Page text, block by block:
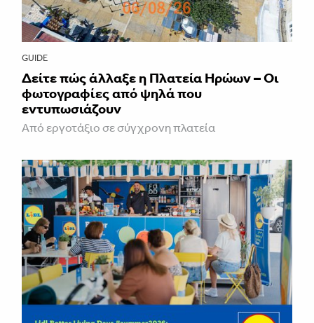
GUIDE
Δείτε πώς άλλαξε η Πλατεία Ηρώων – Οι
φωτογραφίες από ψηλά που
εντυπωσιάζουν
Από εργοτάξιο σε σύγχρονη πλατεία